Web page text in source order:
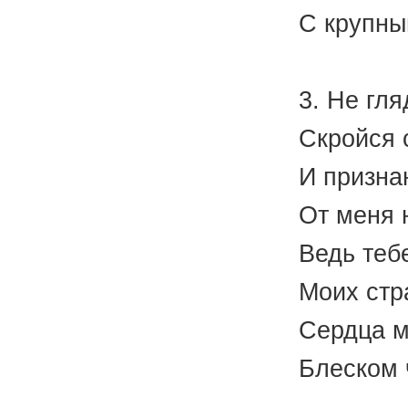
С
3. Не
Скройся
И
От меня
Ведь
Моих
Сердца
Блеском